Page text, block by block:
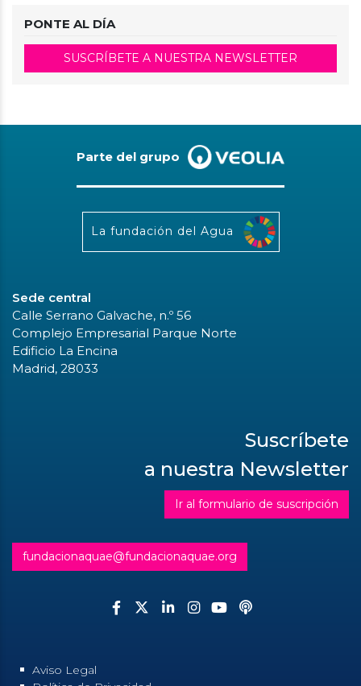
PONTE AL DÍA
SUSCRÍBETE A NUESTRA NEWSLETTER
Parte del grupo
La fundación del Agua
Sede central
Calle Serrano Galvache, n.º 56
Complejo Empresarial Parque Norte
Edificio La Encina
Madrid, 28033
Suscríbete
a nuestra Newsletter
Ir al formulario de suscripción
fundacionaquae@fundacionaquae.org
Aviso Legal